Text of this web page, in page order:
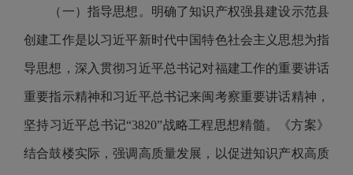
（一）指导思想。明确了知识产权强县建设示范县
创建工作是以习近平新时代中国特色社会主义思想为指
导思想，深入贯彻习近平总书记对福建工作的重要讲话
重要指示精神和习近平总书记来闽考察重要讲话精神，
坚持习近平总书记“3820”战略工程思想精髓。《方案》
结合鼓楼实际，强调高质量发展，以促进知识产权高质